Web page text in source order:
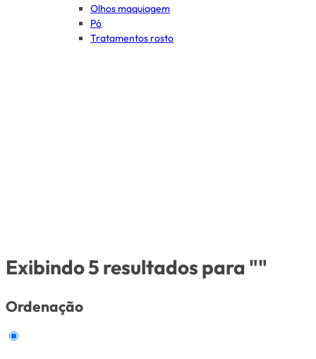
Olhos maquiagem
Pó
Tratamentos rosto
Exibindo 5 resultados para ""
Ordenação